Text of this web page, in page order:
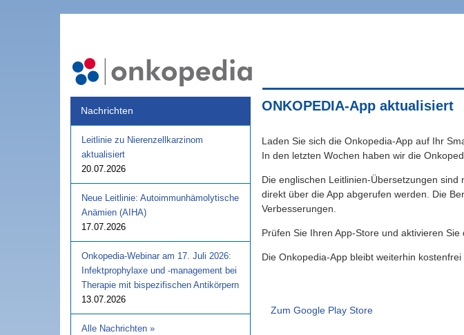
Nachrichten
Leitlinie zu Nierenzellkarzinom
aktualisiert
20.07.2026
Neue Leitlinie: Autoimmunhämolytische
Anämien (AIHA)
17.07.2026
Onkopedia-Webinar am 17. Juli 2026:
Infektprophylaxe und -management bei
Therapie mit bispezifischen Antikörpern
13.07.2026
Alle Nachrichten »
ONKOPEDIA-App aktualisiert
Laden Sie sich die Onkopedia-App auf Ihr
In den letzten Wochen haben wir die
Die englischen Leitlinien-Übersetzungen
direkt über die App abgerufen werden. Die
Verbesserungen.
Prüfen Sie Ihren App-Store und aktivieren
Die Onkopedia-App bleibt weiterhin kostenfrei
Zum Google Play Store